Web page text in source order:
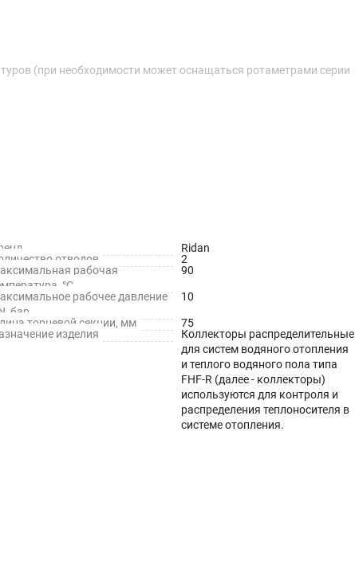
(при необходимости может оснащаться ротаметрами серии
труб;
шкафом и отопительным прибором;
Ridan
отводов
2
рабочая
°C
90
рабочее давление
бар
10
торцевой секции, мм
75
изделия
Коллекторы распределительные
для систем водяного отопления
и теплого водяного пола типа
FHF-R (далее - коллекторы)
используются для контроля и
распределения теплоносителя в
системе отопления.